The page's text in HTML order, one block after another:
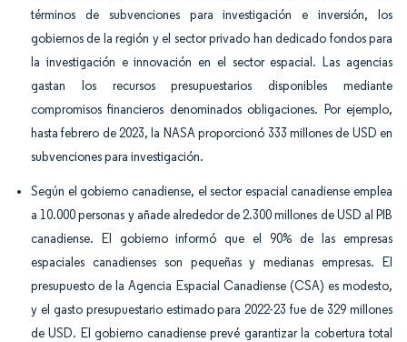
términos de subvenciones para investigación e inversión, los
gobiernos de la región y el sector privado han dedicado fondos para
la investigación e innovación en el sector espacial. Las agencias
gastan los recursos presupuestarios disponibles mediante
compromisos financieros denominados obligaciones. Por ejemplo,
hasta febrero de 2023, la NASA proporcionó 333 millones de USD en
subvenciones para investigación.
Según el gobierno canadiense, el sector espacial canadiense emplea
a 10.000 personas y añade alrededor de 2.300 millones de USD al PIB
canadiense. El gobierno informó que el 90% de las empresas
espaciales canadienses son pequeñas y medianas empresas. El
presupuesto de la Agencia Espacial Canadiense (CSA) es modesto,
y el gasto presupuestario estimado para 2022-23 fue de 329 millones
de USD. El gobierno canadiense prevé garantizar la cobertura total